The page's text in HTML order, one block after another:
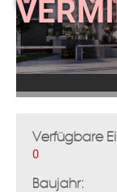
Verfügbare
0
Baujahr: